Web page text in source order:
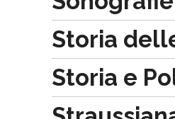
Storia
Storia e